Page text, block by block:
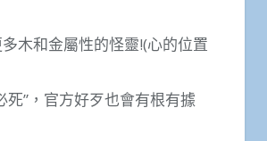
木和金屬性的怪靈!(心的位置
死”，官方好歹也會有根有據